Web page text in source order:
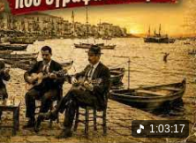
1:03:17